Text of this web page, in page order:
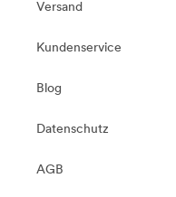
Versand
Kundenservice
Blog
Datenschutz
AGB